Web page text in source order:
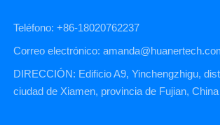
Teléfono: +86-18020762237
Correo electrónico:
DIRECCIÓN: Edificio A9, Yinchengzhigu,
ciudad de Xiamen, provincia de Fujian, China